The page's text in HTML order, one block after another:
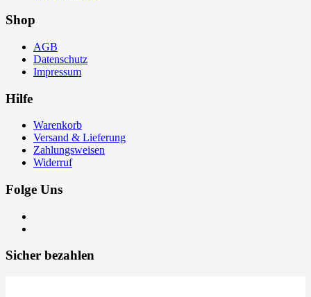
Shop
AGB
Datenschutz
Impressum
Hilfe
Warenkorb
Versand & Lieferung
Zahlungsweisen
Widerruf
Folge Uns
Sicher bezahlen